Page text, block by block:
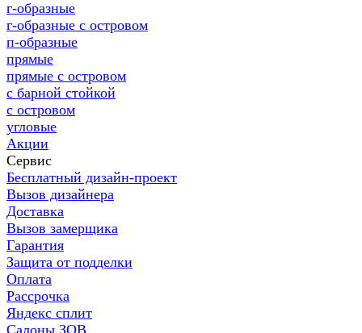
г-образные
г-образные с островом
п-образные
прямые
прямые с островом
с барной стойкой
с островом
угловые
Акции
Сервис
Бесплатный дизайн-проект
Вызов дизайнера
Доставка
Вызов замерщика
Гарантия
Защита от подделки
Оплата
Рассрочка
Яндекс сплит
Салоны ЗОВ